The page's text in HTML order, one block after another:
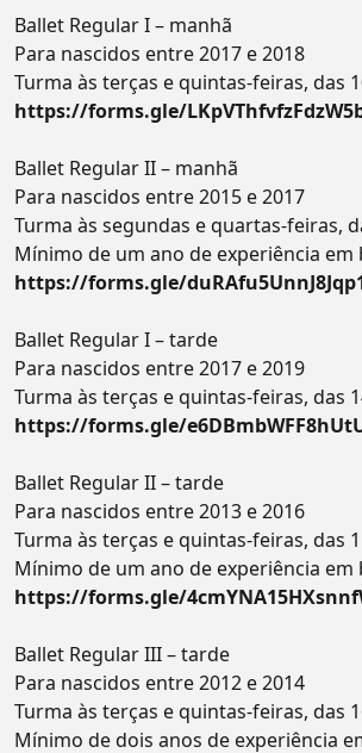
Ballet Regular I – manhã
Para nascidos entre 2017 e 2018
Turma às terças e quintas-feiras, das
https://forms.gle/
Ballet Regular II – manhã
Para nascidos entre 2015 e 2017
Turma às segundas e quartas-feiras,
Mínimo de um ano de experiência em
https://forms.gle/
Ballet Regular I – tarde
Para nascidos entre 2017 e 2019
Turma às terças e quintas-feiras, das
https://forms.gle/
Ballet Regular II – tarde
Para nascidos entre 2013 e 2016
Turma às terças e quintas-feiras, das
Mínimo de um ano de experiência em
https://forms.gle/
Ballet Regular III – tarde
Para nascidos entre 2012 e 2014
Turma às terças e quintas-feiras, das
Mínimo de dois anos de experiência